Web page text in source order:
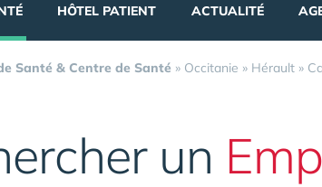
HÔTEL PATIENT ACTUALITÉ
Santé & Centre de Santé » Occitanie » Hérault »
un